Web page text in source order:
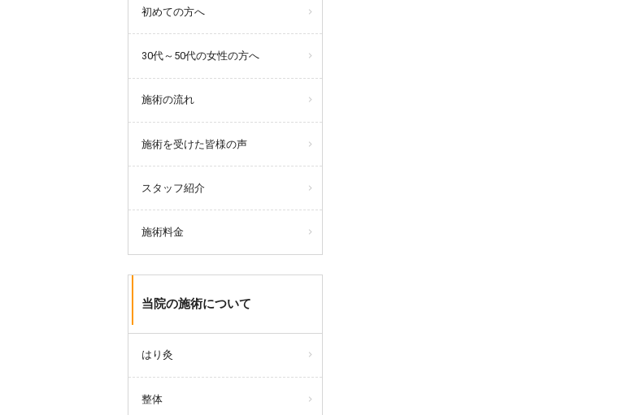
初めての方へ
30代～50代の女性の方へ
施術の流れ
施術を受けた皆様の声
スタッフ紹介
施術料金
当院の施術について
はり灸
整体